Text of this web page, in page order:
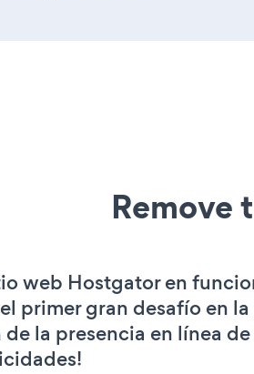
Remove
web Hostgator en
primer gran desafío en la
la presencia en línea de